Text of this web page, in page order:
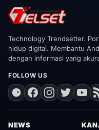
Technology Trendsetter.
hidup digital. Membantu
dengan informasi yang
FOLLOW US
NEWS